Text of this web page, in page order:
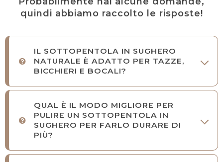
quindi abbiamo raccolto le risposte!
IL SOTTOPENTOLA IN SUGHERO
NATURALE È ADATTO PER TAZZE,
BICCHIERI E BOCALI?
QUAL È IL MODO MIGLIORE PER
PULIRE UN SOTTOPENTOLA IN
SUGHERO PER FARLO DURARE DI
PIÙ?